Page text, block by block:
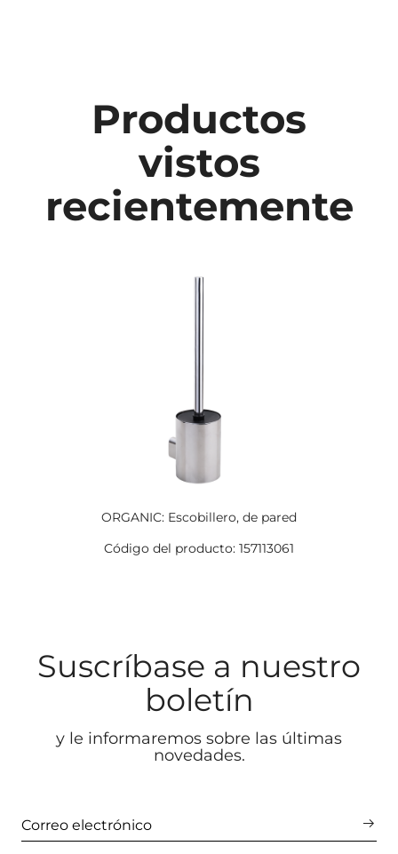
Productos
vistos
recientemente
ORGANIC: Escobillero, de pared
Código del producto: 157113061
Suscríbase a nuestro
boletín
y le informaremos sobre las últimas
novedades.